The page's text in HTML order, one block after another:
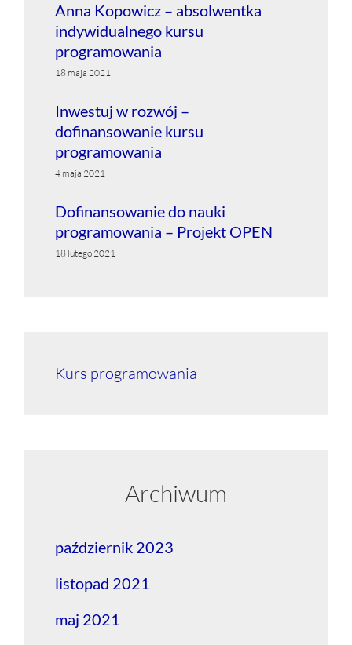
Anna Kopowicz – absolwentka
indywidualnego kursu
programowania
18 maja 2021
Inwestuj w rozwój –
dofinansowanie kursu
programowania
4 maja 2021
Dofinansowanie do nauki
programowania – Projekt OPEN
18 lutego 2021
Kurs programowania
Archiwum
październik 2023
listopad 2021
maj 2021